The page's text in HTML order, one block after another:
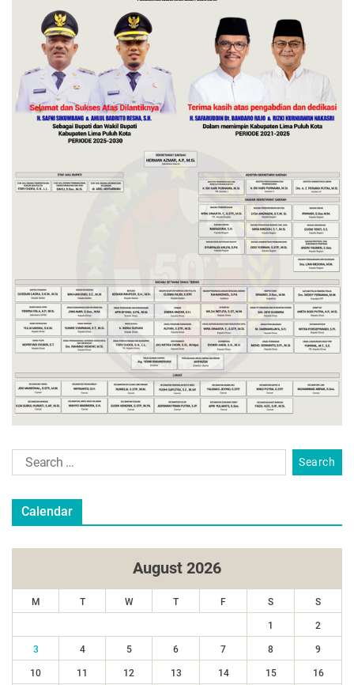
Calendar
August 2026
M T W T F S S
1 2
3 4 5 6 7 8 9
10 11 12 13 14 15 16